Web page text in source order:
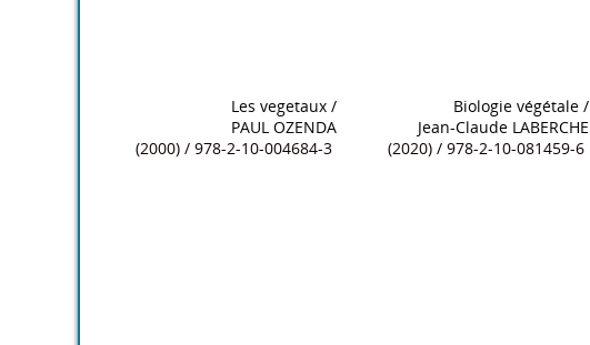
Les vegetaux /
PAUL OZENDA
(2000) / 978-2-10-004684-3
Biologie végétale /
Jean-Claude LABERCHE
(2020) / 978-2-10-081459-6